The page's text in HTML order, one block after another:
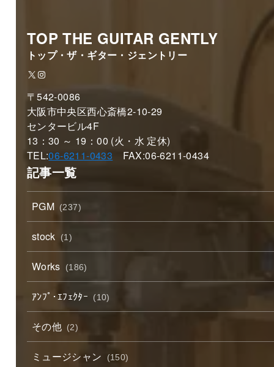
TOP THE GUITAR GENTLY
トップ・ザ・ギター・ジェントリー
X Instagram
〒542-0086
大阪市中央区西心斎橋2-10-29
センタービル4F
13：30 ～ 19：00 (火・水 定休)
TEL:06-6211-0433 FAX:06-6211-0434
記事一覧
PGM (237)
stock (1)
Works (186)
ｱﾝﾌﾟ･ｴﾌｪｸﾀｰ (10)
その他 (2)
ミュージシャン (150)